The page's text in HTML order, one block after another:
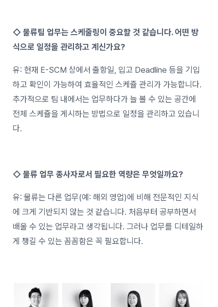
◇물류팀 업무는 스케줄링이 중요할 것 같습니다. 어떤 방
식으로 일정을 관리하고 계신가요?
유: 현재 E-SCM 상에서 출항일, 입고 Deadline 등을 기입
하고 확인이 가능하여 효율적인 스케쥴 관리가 가능합니다.
추가적으로 팀 내에서는 업무하다가 늘 볼 수 있는 공간에
전체 스케쥴을 게시하는 방법으로 일정을 관리하고 있습니
다.
◇물류 업무 종사자로서 필요한 역량은 무엇일까요?
유: 물류는 다른 업무(예: 해외 영업)에 비해 전문적인 지식
에 크게 기반되지 않는 것 같습니다. 처음부터 공부하면서
배울 수 있는 업무라고 생각됩니다. 그러나 업무를 디테일하
게 챙길 수 있는 꼼꼼함은 꼭 필요합니다.